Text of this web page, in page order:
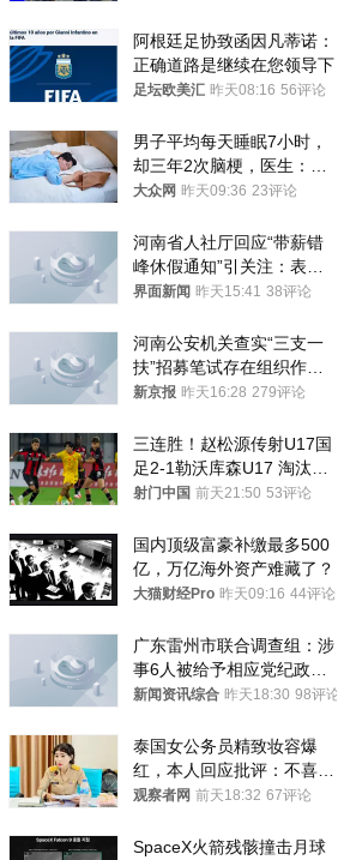
阿根廷足协致函因凡蒂诺：
正确道路是继续在您领导下
足坛欧美汇 昨天08:16 56评论
男子平均每天睡眠7小时，
却三年2次脑梗，医生：这
样睡觉更伤身
大众网 昨天09:36 23评论
河南省人社厅回应“带薪错
峰休假通知”引关注：表述
不够准确，待修改后印发
界面新闻 昨天15:41 38评论
河南公安机关查实“三支一
扶”招募笔试存在组织作弊
犯罪行为
新京报 昨天16:28 279评论
三连胜！赵松源传射U17国
足2-1勒沃库森U17 淘汰赛
将战河床
射门中国 前天21:50 53评论
国内顶级富豪补缴最多500
亿，万亿海外资产难藏了？
大猫财经Pro 昨天09:16 44评论
广东雷州市联合调查组：涉
事6人被给予相应党纪政务
处分和组织处理
新闻资讯综合 昨天18:30 98评论
泰国女公务员精致妆容爆
红，本人回应批评：不喜欢
就别看
观察者网 前天18:32 67评论
SpaceX火箭残骸撞击月球